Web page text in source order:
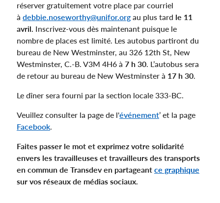
réserver gratuitement votre place par courriel
à debbie.noseworthy@unifor.org au plus tard le 11
avril. Inscrivez-vous dès maintenant puisque le
nombre de places est limité. Les autobus partiront du
bureau de New Westminster, au 326 12th St, New
Westminster, C.-B. V3M 4H6 à 7 h 30. L’autobus sera
de retour au bureau de New Westminster à 17 h 30.
Le dîner sera fourni par la section locale 333-BC.
Veuillez consulter la page de l'événement’ et la page
Facebook.
Faites passer le mot et exprimez votre solidarité
envers les travailleuses et travailleurs des transports
en commun de Transdev en partageant ce graphique
sur vos réseaux de médias sociaux.